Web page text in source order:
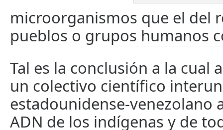
microorganismos que el del
pueblos o grupos humanos
Tal es la conclusión a la cual
un colectivo científico
estadounidense-venezolano
ADN de los indígenas y de